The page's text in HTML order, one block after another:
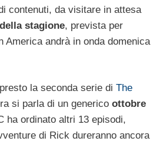
contenuti, da visitare in attesa
stagione, prevista per
America andrà in onda domenica
la seconda serie di The
si parla di un generico ottobre
ha ordinato altri 13 episodi,
di Rick dureranno ancora